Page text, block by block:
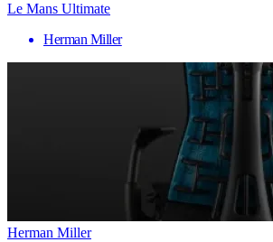
Le Mans Ultimate
Herman Miller
Herman Miller